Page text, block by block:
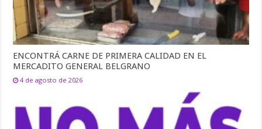
ENCONTRÁ CARNE DE PRIMERA CALIDAD EN EL
MERCADITO GENERAL BELGRANO
4 de agosto de 2026